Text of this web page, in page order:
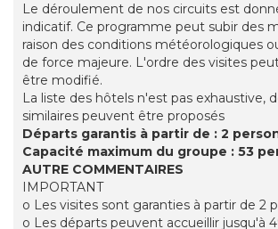
Le déroulement de nos circuits est
indicatif. Ce programme peut subir des
raison des conditions météorologiques
de force majeure. L'ordre des visites
être modifié.
La liste des hôtels n'est pas exhaustive,
similaires peuvent être proposés
Départs garantis à partir de : 2
Capacité maximum du groupe : 53
AUTRE COMMENTAIRES
IMPORTANT
o Les visites sont garanties à partir de 2
o Les départs peuvent accueillir jusqu'à